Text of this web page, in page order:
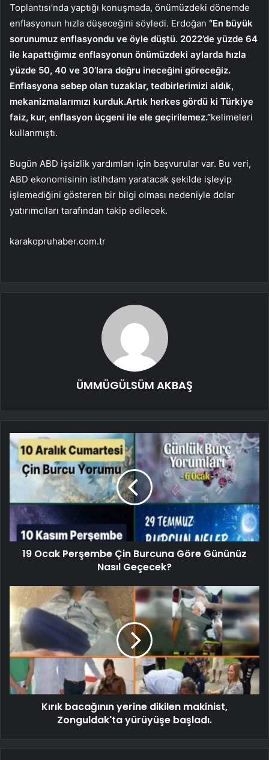
Toplantısı’nda yaptığı konuşmada, önümüzdeki dönemde
enflasyonun hızla düşeceğini söyledi. Erdoğan “En büyük
sorunumuz enflasyondu ve öyle düştü. 2022’de yüzde 64
ile kapattığımız enflasyonun önümüzdeki aylarda hızla
yüzde 50, 40 ve 30’lara doğru ineceğini göreceğiz.
Enflasyona sebep olan tuzaklar, tedbirlerimizi aldık,
mekanizmalarımızı kurduk.Artık herkes gördü ki Türkiye
faiz, kur, enflasyon üçgeni ile ele geçirilemez.”kelimeleri
kullanmıştı.
Bugün ABD işsizlik yardımları için başvurular var. Bu veri,
ABD ekonomisinin istihdam yaratacak şekilde işleyip
işlemediğini gösteren bir bilgi olması nedeniyle dolar
yatırımcıları tarafından takip edilecek.
karakopruhaber.com.tr
ÜMMÜGÜLSÜM AKBAŞ
19 Ocak Perşembe Çin Burcuna Göre Gününüz
Nasıl Geçecek?
Kırık bacağının yerine dikilen makinist,
Zonguldak'ta yürüyüşe başladı.